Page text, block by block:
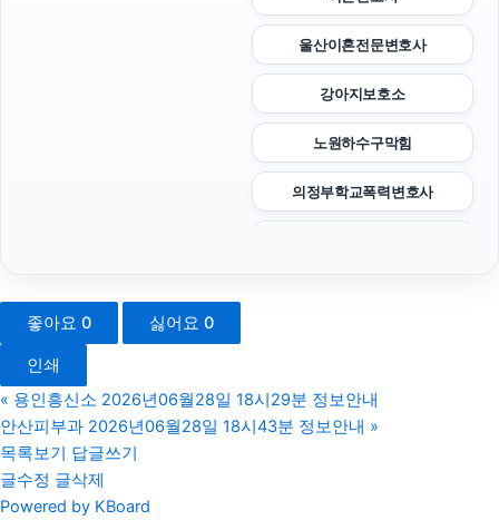
울산이혼전문변호사
강아지보호소
노원하수구막힘
의정부학교폭력변호사
트립닷컴할인코드
좋아요 0 싫어요 0
인쇄
« 용인흥신소 2026년06월28일 18시29분 정보안내
안산피부과 2026년06월28일 18시43분 정보안내 »
목록보기 답글쓰기
글수정 글삭제
Powered by KBoard